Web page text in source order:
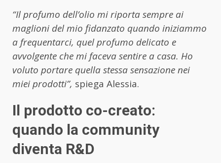
“Il profumo dell’olio mi riporta sempre ai
maglioni del mio fidanzato quando iniziammo
a frequentarci, quel profumo delicato e
avvolgente che mi faceva sentire a casa. Ho
voluto portare quella stessa sensazione nei
miei prodotti”, spiega Alessia.
Il prodotto co-creato:
quando la community
diventa R&D